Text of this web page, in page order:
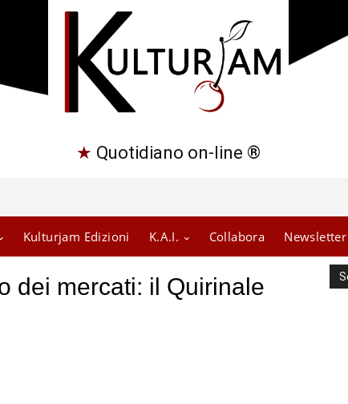
★ Quotidiano on-line ®
Kulturjam Edizioni K.A.I. Collabora Newsletter
dei mercati: il Quirinale